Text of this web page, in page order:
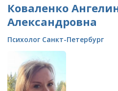
Коваленко
Александровна
Психолог Санкт-Петербург